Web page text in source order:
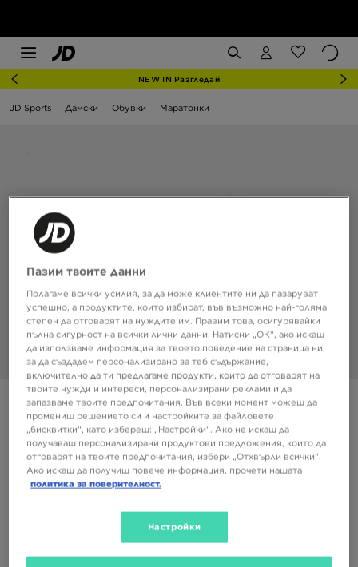
NEW IN Разгледай
JD Sports Дамски Обувки Маратонки
Супер оферта
ADIDAS GAZELLE BOLD W
61,99 €
121,24 ЛВ.
Пазим твоите данни
Полагаме всички усилия, за да може клиентите ни да пазаруват
успешно, а продуктите, които избират, във възможно най-голяма
степен да отговарят на нуждите им. Правим това, осигурявайки
пълна сигурност на всички лични данни. Натисни „ОК“, ако искаш
да използваме информация за твоето поведение на страница ни,
за да създадем персонализирано за теб съдържание,
включително да ти предлагаме продукти, които да отговарят на
твоите нужди и интереси, персонализирани реклами и да
запазваме твоите предпочитания. Във всеки момент можеш да
промениш решението си и настройките за файловете
„бисквитки“, като избереш: „Настройки“. Ако не искаш да
получаваш персонализирани продуктови предложения, които да
отговарят на твоите предпочитания, избери „Отхвърли всички“.
Ако искаш да получиш повече информация, прочети нашата
политика за поверителност.
Настройки